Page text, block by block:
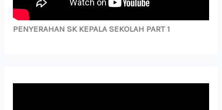
PENYERAHAN SK KEPALA SEKOLAH PART 1